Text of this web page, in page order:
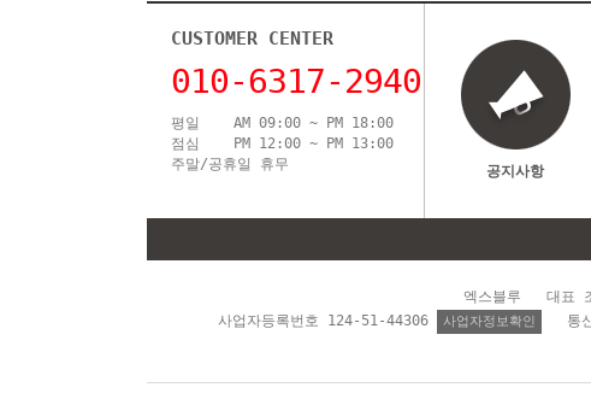
CUSTOMER CENTER
010-6317-2940
평일 AM 09:00 ~ PM 18:00
점심 PM 12:00 ~ PM 13:00
주말/공휴일 휴무
공지사항
엑스블루 대표
사업자등록번호 124-51-44306
사업자정보확인
통신